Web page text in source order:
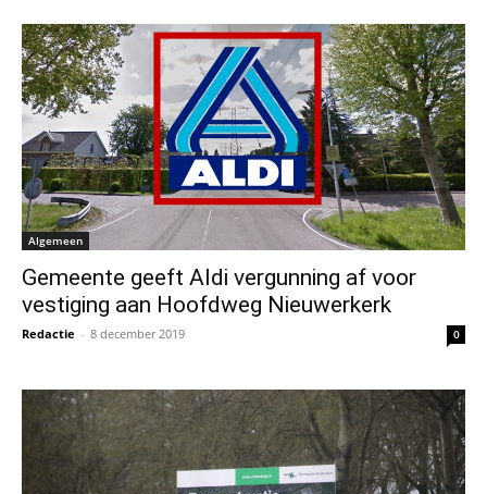
Algemeen
Gemeente geeft Aldi vergunning af voor
vestiging aan Hoofdweg Nieuwerkerk
Redactie - 8 december 2019 0